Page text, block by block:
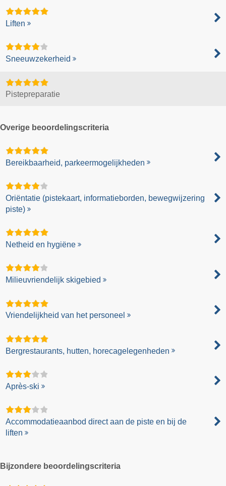
Liften
Sneeuwzekerheid
Pistepreparatie
Overige beoordelingscriteria
Bereikbaarheid, parkeermogelijkheden
Oriëntatie (pistekaart, informatieborden, bewegwijzering
piste)
Netheid en hygiëne
Milieuvriendelijk skigebied
Vriendelijkheid van het personeel
Bergrestaurants, hutten, horecagelegenheden
Après-ski
Accommodatieaanbod direct aan de piste en bij de
liften
Bijzondere beoordelingscriteria